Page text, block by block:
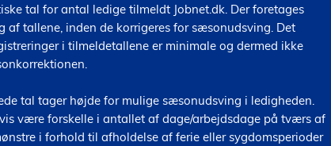
tal for antal ledige tilmeldt Jobnet.dk. Der foretages
af tallene, inden de korrigeres for sæsonudsving. Det
i tilmeldetallene er minimale og dermed ikke
tal tager højde for mulige sæsonudsving i ledigheden.
være forskelle i antallet af dage/arbejdsdage på tværs af
i forhold til afholdelse af ferie eller sygdomsperioder